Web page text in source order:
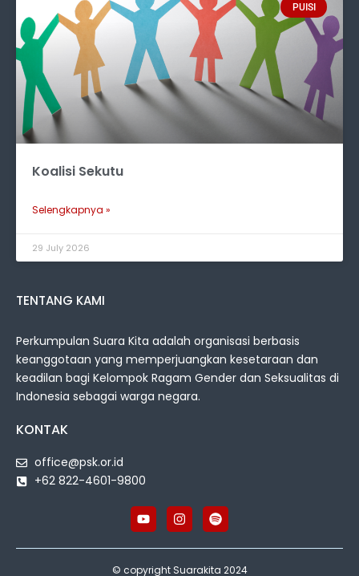
PUISI
Koalisi Sekutu
Selengkapnya »
29 July 2026
TENTANG KAMI
Perkumpulan Suara Kita adalah organisasi berbasis
keanggotaan yang memperjuangkan kesetaraan dan
keadilan bagi Kelompok Ragam Gender dan Seksualitas di
Indonesia sebagai warga negara.
KONTAK
office@psk.or.id
+62 822-4601-9800
© copyright Suarakita 2024